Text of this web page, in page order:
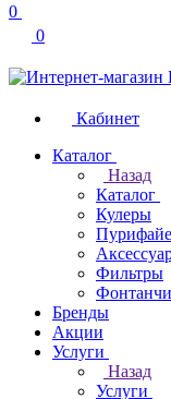
0
0
Кабинет
Каталог
Назад
Каталог
Кулеры
Фильтры
Бренды
Акции
Услуги
Назад
Услуги